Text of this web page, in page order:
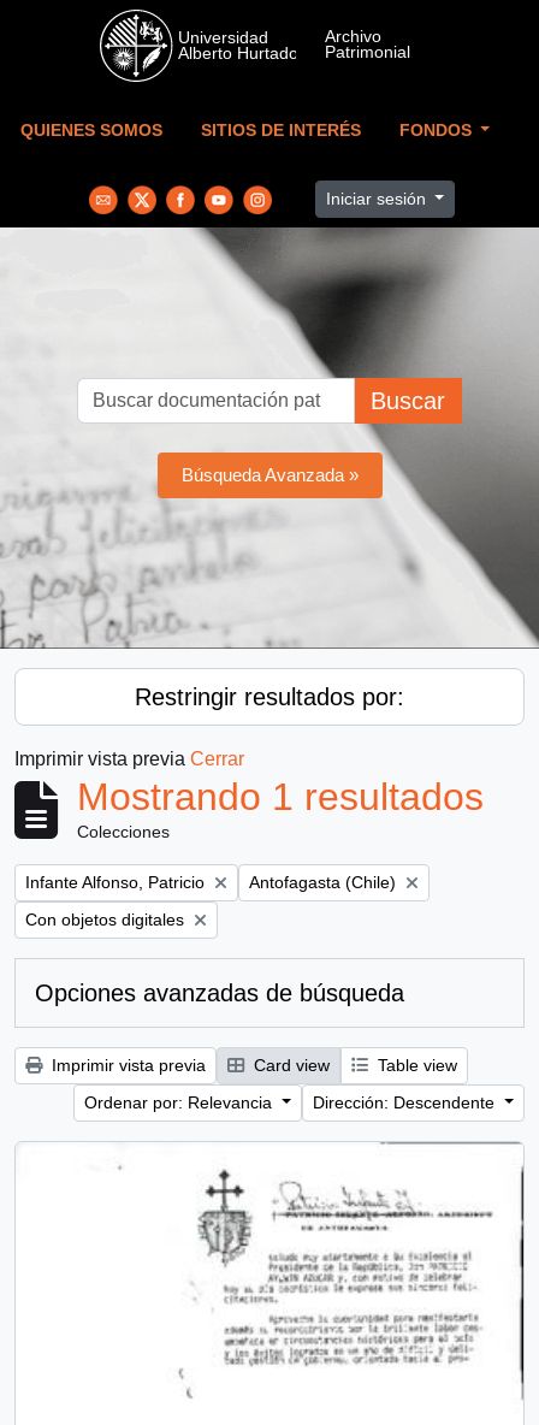
Skip to main content
QUIENES SOMOS SITIOS DE INTERÉS FONDOS
Iniciar sesión
Buscar
Búsqueda Avanzada »
Restringir resultados por:
Imprimir vista previa Cerrar
Mostrando 1 resultados
Colecciones
Remove filter:
Infante Alfonso, Patricio Remove filter:
Antofagasta (Chile)
Remove filter:
Con objetos digitales
Opciones avanzadas de búsqueda
Imprimir vista previa Card view
Table view
Ordenar por: Relevancia
Dirección: Descendente